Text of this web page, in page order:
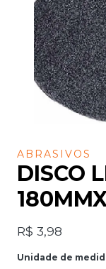
ABRASIVOS
DISCO
R$ 3,98
Unidade de